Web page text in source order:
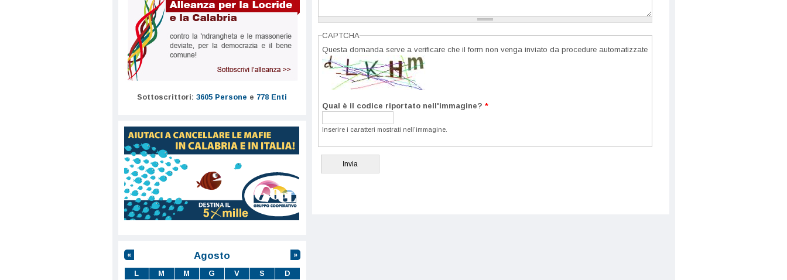
CAPTCHA
Questa domanda serve a verificare che il form non venga inviato da procedure automatizzate
Qual è il codice riportato nell'immagine? *
Inserire i caratteri mostrati nell'immagine.
Sottoscrittori: 3605 Persone e 778 Enti
Agosto
« »
L M M G V S
D